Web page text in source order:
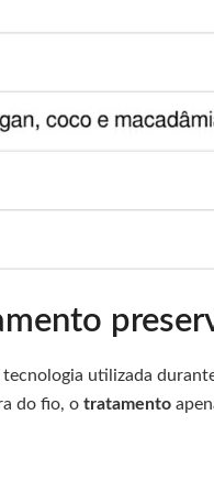
utilizada
do fio, o tratamento